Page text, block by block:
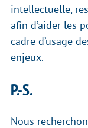
intellectuelle,
afin d’aider les
cadre d’usage
enjeux.
P.-S.
Nous